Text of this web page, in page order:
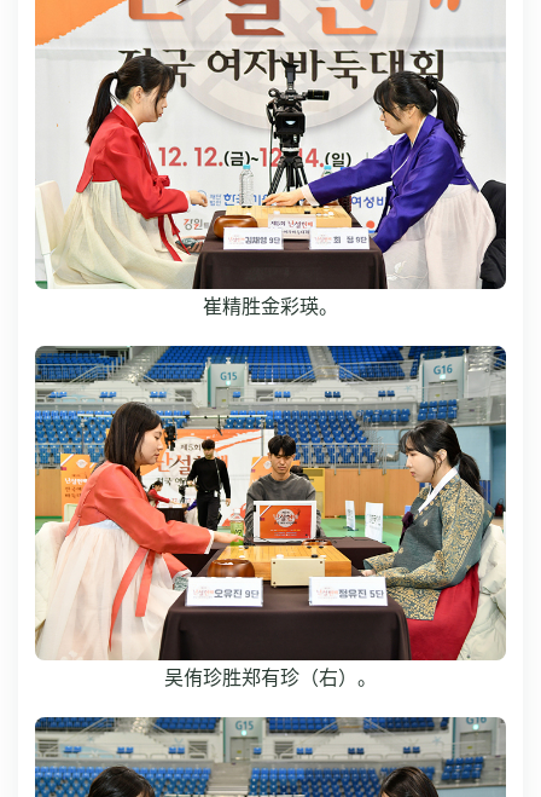
崔精胜金彩瑛。
吴侑珍胜郑有珍（右）。